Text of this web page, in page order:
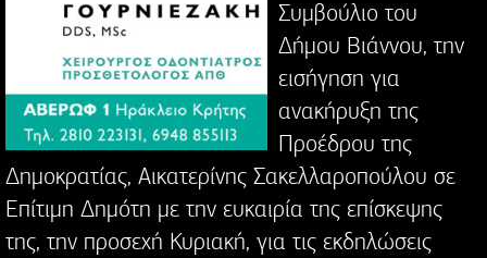
Συμβούλιο του
Δήμου Βιάννου, την
εισήγηση για
ανακήρυξη της
Προέδρου της
Δημοκρατίας, Αικατερίνης Σακελλαροπούλου σε
Επίτιμη Δημότη με την ευκαιρία της επίσκεψης
της, την προσεχή Κυριακή, για τις εκδηλώσεις